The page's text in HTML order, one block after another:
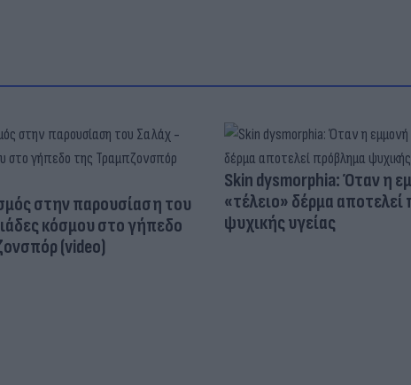
στην παρουσίαση του
κόσμου στο γήπεδο
(video)
Skin dysmorphia: Όταν η
«τέλειο» δέρμα
ψυχικής υγείας